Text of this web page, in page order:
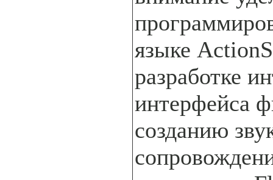
языке
разработке
интерфейса
созданию